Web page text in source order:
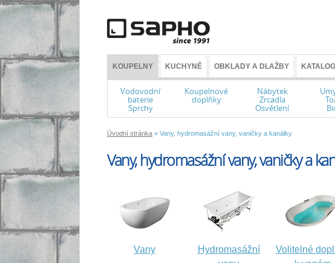
KOUPELNY KUCHYNĚ OBKLADY A DLAŽBY
Vodovodní
baterie
Sprchy
Koupelnové
doplňky
Nábytek
Zrcadla
Osvětlení
Úvodní stránka » Vany, hydromasážní vany, vaničky a kanálky
Vany, hydromasážní vany, vaničky a
Vany
Hydromasážní
Volitelné